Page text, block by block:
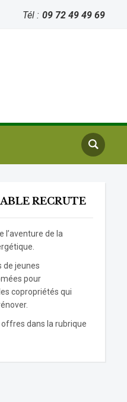
Tél : 09 72 49 49 69
RECRUTE
l’aventure de la
de jeunes
pour
copropriétés qui
dans la rubrique